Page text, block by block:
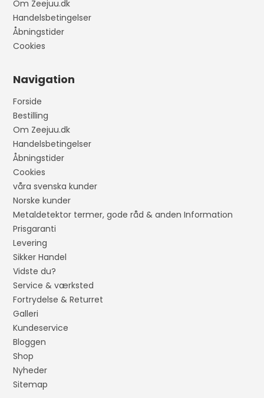
Om Zeejuu.dk
Handelsbetingelser
Åbningstider
Cookies
Navigation
Forside
Bestilling
Om Zeejuu.dk
Handelsbetingelser
Åbningstider
Cookies
våra svenska kunder
Norske kunder
Metaldetektor termer, gode råd & anden Information
Prisgaranti
Levering
Sikker Handel
Vidste du?
Service & værksted
Fortrydelse & Returret
Galleri
Kundeservice
Bloggen
Shop
Nyheder
Sitemap